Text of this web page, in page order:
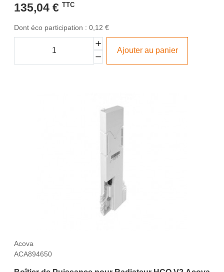
135,04 € TTC
Dont éco participation : 0,12 €
Ajouter au panier
Acova
ACA894650